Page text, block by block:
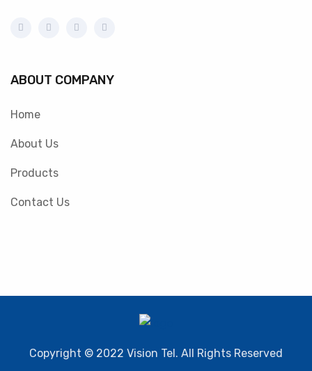
ABOUT COMPANY
Home
About Us
Products
Contact Us
Copyright © 2022 Vision Tel. All Rights Reserved